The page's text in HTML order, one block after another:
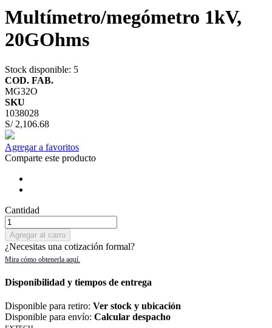
Multímetro/megómetro 1kV,
20GOhms
Stock disponible: 5
COD. FAB.
MG32O
SKU
1038028
S/ 2,106.68
Agregar a favoritos
Comparte este producto
Cantidad
Agregar al carro
¿Necesitas una cotización formal?
Disponibilidad y tiempos de entrega
Disponible para retiro: Ver stock y ubicación
Disponible para envío: Calcular despacho